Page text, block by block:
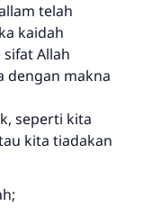
telah
Allah
dengan makna
seperti kita
kita tiadakan